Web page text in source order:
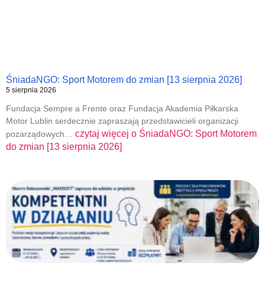
ŚniadaNGO: Sport Motorem do zmian [13 sierpnia 2026]
5 sierpnia 2026
Fundacja Sempre a Frente oraz Fundacja Akademia Piłkarska
Motor Lublin serdecznie zapraszają przedstawicieli organizacji
pozarządowych… czytaj więcej o ŚniadaNGO: Sport Motorem
do zmian [13 sierpnia 2026]